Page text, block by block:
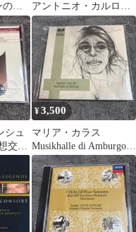
の主
レリ
アントニオ・カルロ
ス・ジョビン作品集。
シュ
交響
¥3,500
マリア・カラス
Musikhalle di Amburgo
CD